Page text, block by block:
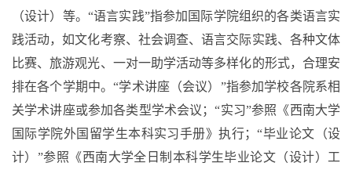
（设计）等。“语言实践”指参加国际学院组织的各类语言实
践活动，如文化考察、社会调查、语言交际实践、各种文体
比赛、旅游观光、一对一助学活动等多样化的形式，合理安
排在各个学期中。“学术讲座（会议）”指参加学校各院系相
关学术讲座或参加各类型学术会议；“实习”参照《西南大学
国际学院外国留学生本科实习手册》执行；“毕业论文（设
计）”参照《西南大学全日制本科学生毕业论文（设计）工